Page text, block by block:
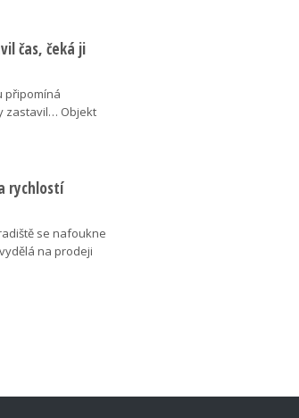
čas, čeká ji
připomíná
zastavil… Objekt
rychlostí
se nafoukne
na prodeji